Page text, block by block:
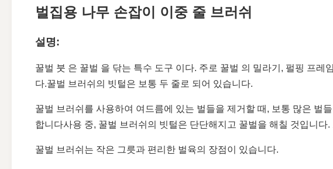
벌집용 나무 손잡이 이중 줄 브러쉬
설명:
꿀벌 붓 은 꿀벌 을 닦는 특수 도구 이다. 주로 꿀벌 의 밀라기, 펄핑 프
다.꿀벌 브러쉬의 빗털은 보통 두 줄로 되어 있습니다.
꿀벌 브러쉬를 사용하여 여드름에 있는 벌들을 제거할 때, 보통 많은 벌
합니다사용 중, 꿀벌 브러쉬의 빗털은 단단해지고 꿀벌을 해칠 것입니
꿀벌 브러쉬는 작은 그릇과 편리한 벌육의 장점이 있습니다.